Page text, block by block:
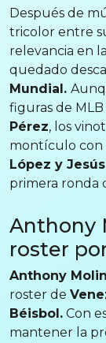
Después de
tricolor entre
relevancia en
quedado
Mundial.
figuras de
Pérez, los
montículo con
López y
primera ronda
Anthony
roster
Anthony
roster de
Béisbol. Con
mantener la